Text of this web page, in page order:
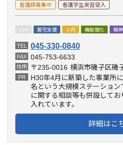
看護師募集中 看護学生実習受入
24H 居宅支援 小児 機能強化 精神
TEL 045-330-0840
FAX 045-753-6633
住所 〒235-0016 横浜市磯子区磯
PR
H30年4月に新築した事業所
名という大規模ステーショ
に関する相談等も併設して
入れています。
詳細はこ